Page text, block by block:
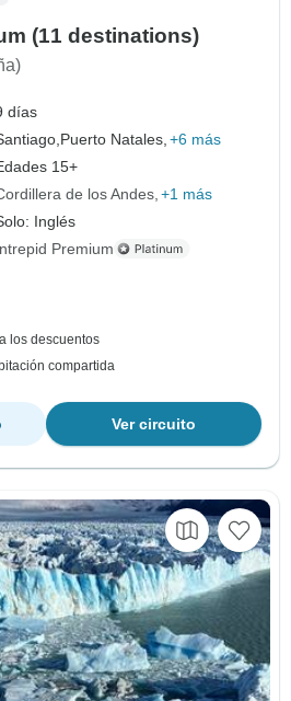
(11 destinations)
días
Puerto Natales, +6 más
15+
de los Andes +1 más
Inglés
Premium
los descuentos
compartida
Ver circuito